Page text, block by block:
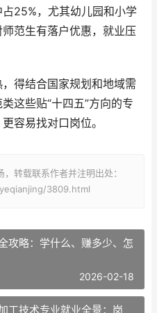
25%，尤其幼儿园和小学
范生有落户优惠，就业压
得结合国家规划和地域需
这些贴“十四五”方向的专
容易找对口岗位。
转载联系作者并注明出处：
3809.html
攻略：学什么、赚多少、怎
2026-02-18
工技术专业就业全景：岗